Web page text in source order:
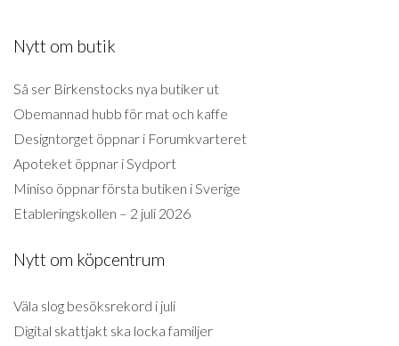
Nytt om butik
Så ser Birkenstocks nya butiker ut
Obemannad hubb för mat och kaffe
Designtorget öppnar i Forumkvarteret
Apoteket öppnar i Sydport
Miniso öppnar första butiken i Sverige
Etableringskollen – 2 juli 2026
Nytt om köpcentrum
Väla slog besöksrekord i juli
Digital skattjakt ska locka familjer